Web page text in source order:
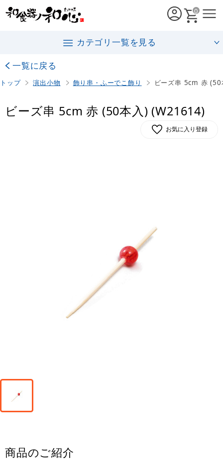
0
カテゴリ一覧を見る
一覧に戻る
トップ 演出小物 飾り串・ふーでこ飾り ビーズ串 5cm 赤
ビーズ串 5cm 赤 (50本入) (W21614)
お気に入り登録
商品のご紹介